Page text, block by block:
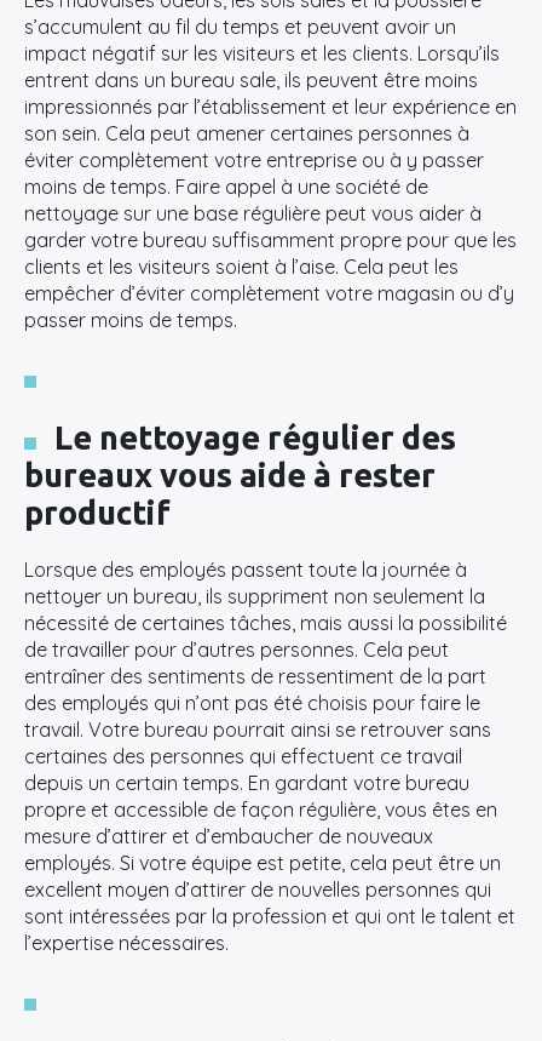
s’accumulent au fil du temps et peuvent avoir un
impact négatif sur les visiteurs et les clients. Lorsqu’ils
entrent dans un bureau sale, ils peuvent être moins
impressionnés par l’établissement et leur expérience en
son sein. Cela peut amener certaines personnes à
éviter complètement votre entreprise ou à y passer
moins de temps. Faire appel à une société de
nettoyage sur une base régulière peut vous aider à
garder votre bureau suffisamment propre pour que les
clients et les visiteurs soient à l’aise. Cela peut les
empêcher d’éviter complètement votre magasin ou d’y
passer moins de temps.
Le nettoyage régulier des
bureaux vous aide à rester
productif
Lorsque des employés passent toute la journée à
nettoyer un bureau, ils suppriment non seulement la
nécessité de certaines tâches, mais aussi la possibilité
de travailler pour d’autres personnes. Cela peut
entraîner des sentiments de ressentiment de la part
des employés qui n’ont pas été choisis pour faire le
travail. Votre bureau pourrait ainsi se retrouver sans
certaines des personnes qui effectuent ce travail
depuis un certain temps. En gardant votre bureau
propre et accessible de façon régulière, vous êtes en
mesure d’attirer et d’embaucher de nouveaux
employés. Si votre équipe est petite, cela peut être un
excellent moyen d’attirer de nouvelles personnes qui
sont intéressées par la profession et qui ont le talent et
l’expertise nécessaires.
Rechercher
: